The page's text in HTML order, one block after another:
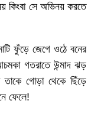
কিংবা সে অভিনয় করতে
ফুঁড়ে জেগে ওঠে বনের
গতরাতে উন্মাদ ঝড়
তাকে গোড়া থেকে ছিঁড়ে
ফেলে!